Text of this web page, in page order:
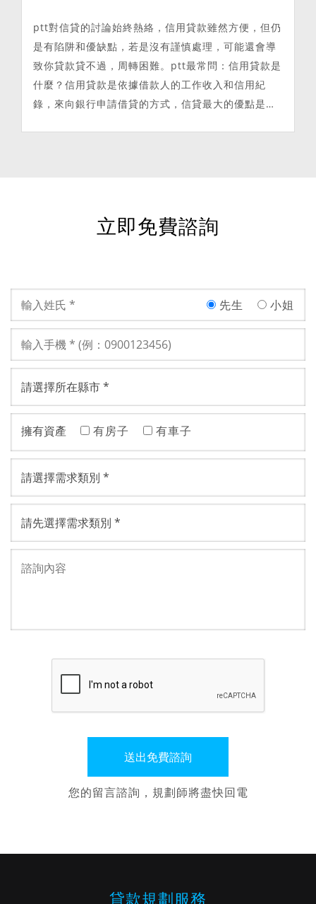
ptt對信貸的討論始終熱絡，信用貸款雖然方便，但仍
是有陷阱和優缺點，若是沒有謹慎處理，可能還會導
致你貸款貸不過，周轉困難。ptt最常問：信用貸款是
什麼？信用貸款是依據借款人的工作收入和信用紀
錄，來向銀行申請借貸的方式，信貸最大的優點是不
立即免費諮詢
先生 小姐
擁有資產 有房子 有車子
您的留言諮詢，規劃師將盡快回電
貸款規劃服務